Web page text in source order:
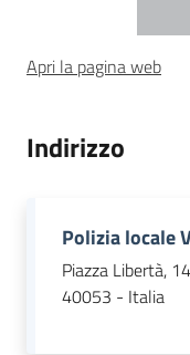
Piani Programmi
Apri la pagina web
Indirizzo
Polizia locale
Piazza Libertà,
40053 - Italia